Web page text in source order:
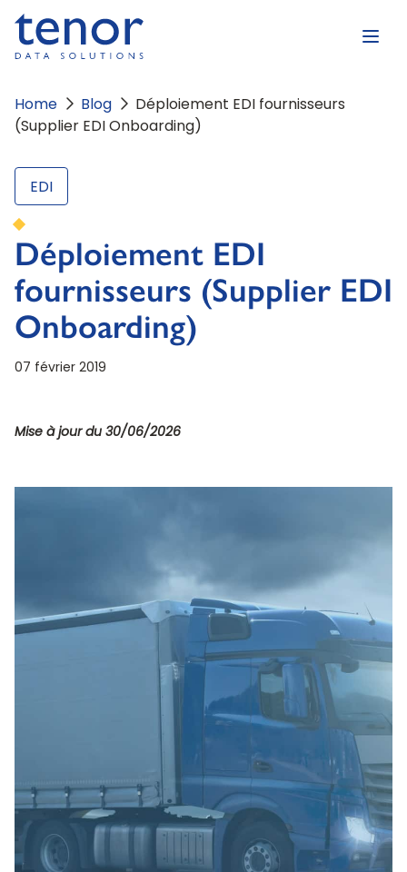
Home Blog
Déploiement EDI fournisseurs
(Supplier EDI Onboarding)
EDI
Déploiement EDI
fournisseurs (Supplier EDI
Onboarding)
07 février 2019
Mise à jour du 30/06/2026